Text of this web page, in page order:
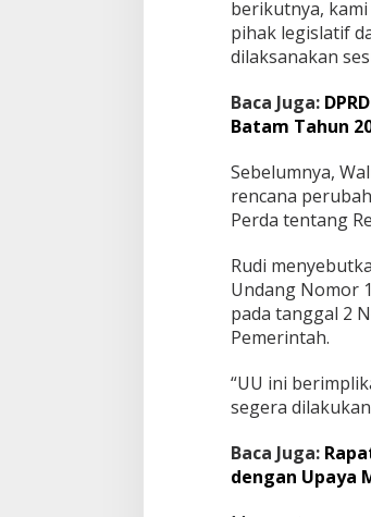
e
r
a
D
i
b
n
t
u
k
berikutnya,
pihak legislatif
dilaksanakan
Baca Juga:
Batam Tahun
Sebelumnya,
rencana
Perda tentang
Rudi
Undang Nomor
pada tanggal 2
Pemerintah.
“UU ini
segera
Baca Juga:
dengan Upaya